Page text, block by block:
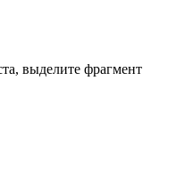
выделите фрагмент